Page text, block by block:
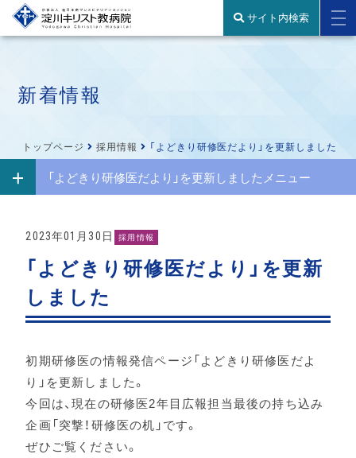
サイト内検索
新着情報
トップページ 採用情報 「よどきり研修医だより」を更新しました
「よどきり研修医だより」を更新しましたメニュー
2023年01月30日 採用情報
「よどきり研修医だより」を更新
しました
初期研修医の情報発信ページ「よどきり研修医だよ
り」を更新しました。
今回は、現在の研修医2年目広報担当最後の持ち込み
企画「突撃！研修医の机」です。
ぜひご覧ください。